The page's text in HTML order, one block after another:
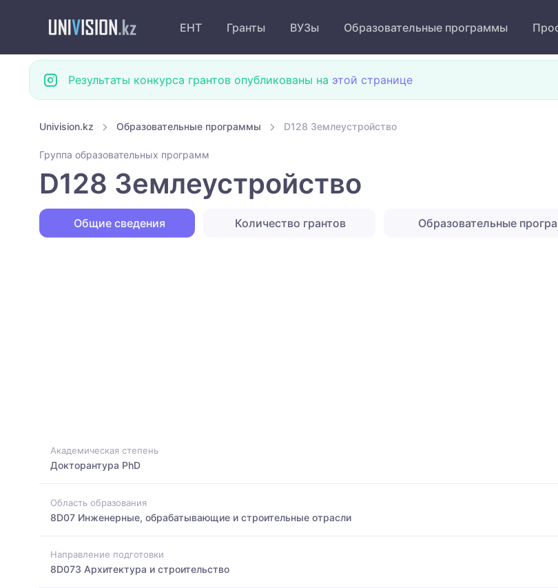
ЕНТ Гранты ВУЗы Образовательные программы
Результаты конкурса грантов опубликованы на этой странице
Univision.kz Образовательные программы D128 Землеустройство
Группа образовательных программ
D128 Землеустройство
Общие сведения Количество грантов Образовательные
Академическая степень
Докторантура PhD
Область образования
8D07 Инженерные, обрабатывающие и строительные отрасли
Направление подготовки
8D073 Архитектура и строительство